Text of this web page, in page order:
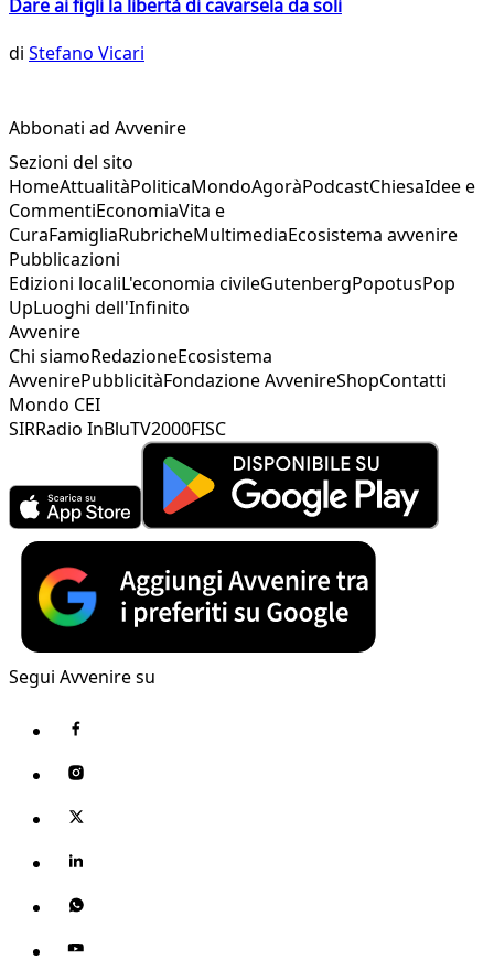
Dare ai figli la libertà di cavarsela da soli
di Stefano Vicari
Abbonati ad Avvenire
Sezioni del sito
HomeAttualitàPoliticaMondoAgoràPodcastChiesaIdee e
CommentiEconomiaVita e
CuraFamigliaRubricheMultimediaEcosistema avvenire
Pubblicazioni
Edizioni localiL'economia civileGutenbergPopotusPop
UpLuoghi dell'Infinito
Avvenire
Chi siamoRedazioneEcosistema
AvvenirePubblicitàFondazione AvvenireShopContatti
Mondo CEI
SIRRadio InBluTV2000FISC
Segui Avvenire su